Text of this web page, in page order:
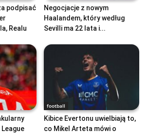
podpisać
Realu
Negocjacje z nowym
Haalandem, który według
Sevilli ma 22 lata i...
football
Kibice Evertonu uwielbiają to,
co Mikel Arteta mówi o